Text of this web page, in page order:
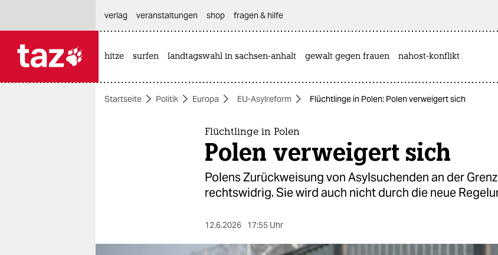
themen
verlag
veranstaltungen shop fragen & hilfe
hitze surfen landtagswahl in sachsen-anhalt gewalt gegen frauen nahost-konflikt
Startseite Politik Europa EU-Asylreform Flüchtlinge in Polen: Polen verweigert sich
Flüchtlinge in Polen
Polen verweigert sich
Polens Zurückweisung von Asylsuchenden an der
rechtswidrig. Sie wird auch nicht durch die neue
12.6.2026 17:55 Uhr